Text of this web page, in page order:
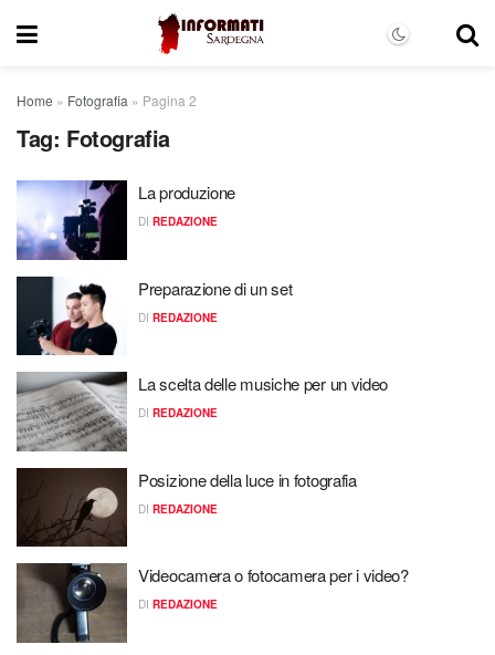
Home » Fotografia » Pagina 2
Tag: Fotografia
La produzione
DI REDAZIONE
Preparazione di un set
DI REDAZIONE
La scelta delle musiche per un video
DI REDAZIONE
Posizione della luce in fotografia
DI REDAZIONE
Videocamera o fotocamera per i video?
DI REDAZIONE